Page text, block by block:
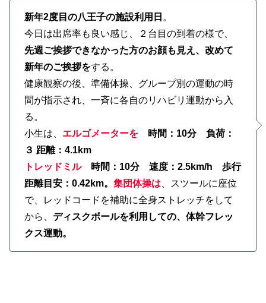
新年2度目の八王子の施設利用日 。
今日は出席率も良い感じ、２台目の到着の様で、
先週ご挨拶できなかった方のお顔も見え、改めて
新年のご挨拶をする。
健康観察の後、準備体操、グループ別の運動の時
間が指示され、一斉に各自のリハビリ運動から入
る。
小生は、 エルゴメーターを
時間：10分 負荷：
３ 距離：4.1km
トレッドミル
時間：10分 速度：2.5km/h 歩行
距離目安：0.42km。 集団体操は 、スツールに座位
で、レッドコードを補助に全身ストレッチをして
から、 ディスクボールを利用しての、体幹フレッ
クス運動。